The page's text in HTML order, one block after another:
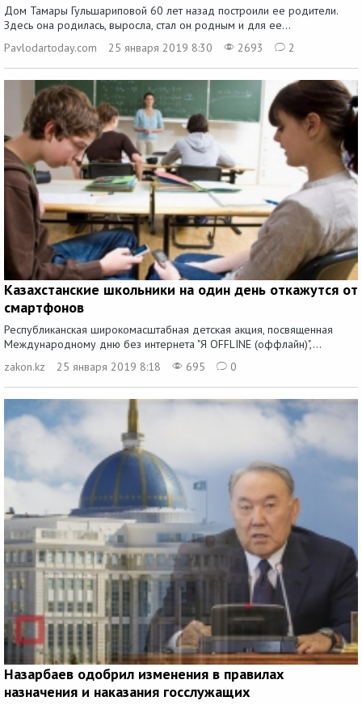
Дом Тамары Гульшариповой 60 лет назад построили ее родители.
Здесь она родилась, выросла, стал он родным и для ее...
Pavlodartoday.com
25 января 2019 8:30 2693 2
Казахстанские школьники на один день откажутся от
смартфонов
Республиканская широкомасштабная детская акция, посвященная
Международному дню без интернета "Я OFFLINE (оффлайн)",...
zakon.kz
25 января 2019 8:18 695 0
Назарбаев одобрил изменения в правилах
назначения и наказания госслужащих